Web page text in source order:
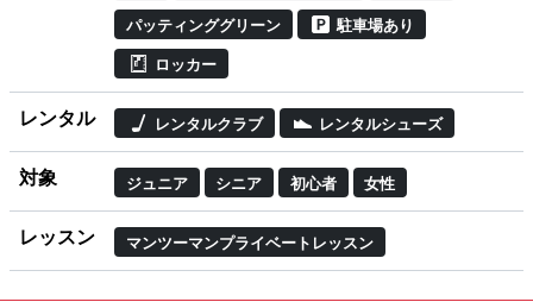
パッティンググリーン 駐車場あり
ロッカー
レンタル レンタルクラブ レンタルシューズ
対象 ジュニア シニア 初心者 女性
レッスン マンツーマンプライベートレッスン